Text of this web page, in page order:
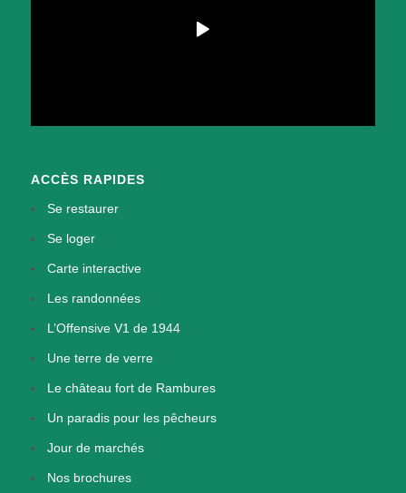
ACCÈS RAPIDES
Se restaurer
Se loger
Carte interactive
Les randonnées
L’Offensive V1 de 1944
Une terre de verre
Le château fort de Rambures
Un paradis pour les pêcheurs
Jour de marchés
Nos brochures